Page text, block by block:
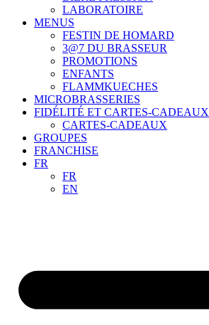
LABORATOIRE
MENUS
FESTIN DE HOMARD
3@7 DU BRASSEUR
PROMOTIONS
ENFANTS
FLAMMKUECHES
MICROBRASSERIES
FIDÉLITÉ ET CARTES-CADEAUX
CARTES-CADEAUX
GROUPES
FRANCHISE
FR
FR
EN